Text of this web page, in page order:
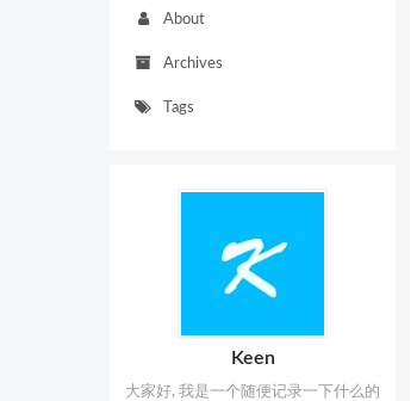
About
Archives
Tags
Keen
大家好, 我是一个随便记录一下什么的